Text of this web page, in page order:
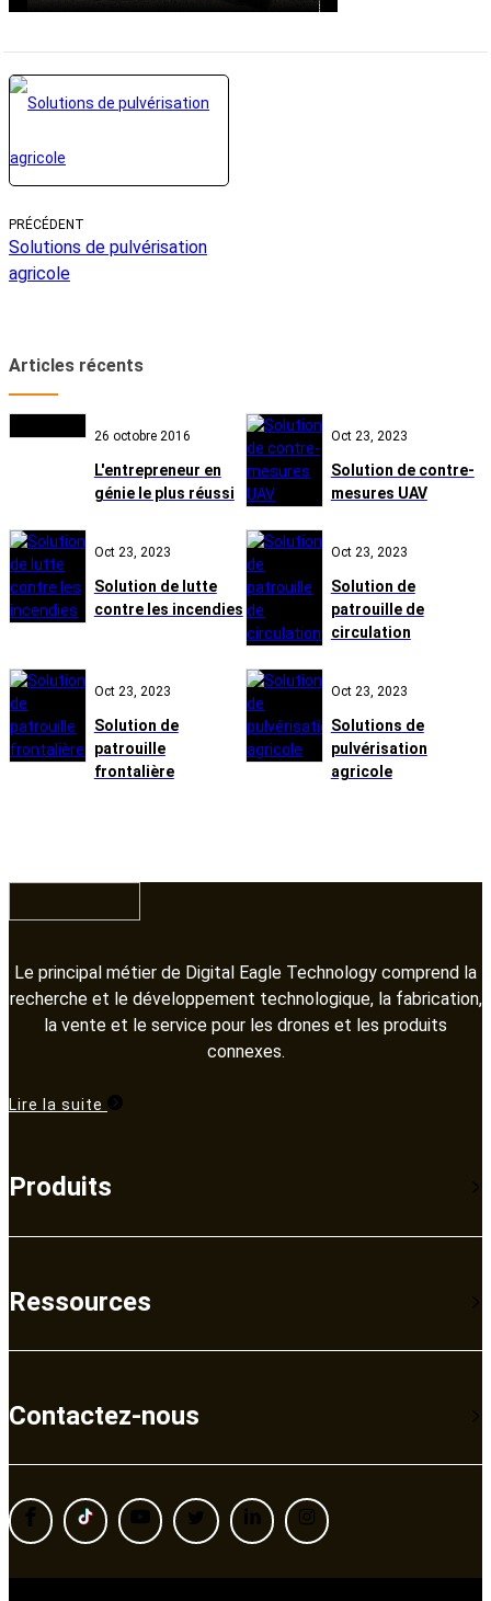
PRÉCÉDENT
Solutions de pulvérisation
agricole
Articles récents
26 octobre 2016
L'entrepreneur en
génie le plus réussi
Oct 23, 2023
Solution de contre-
mesures UAV
Oct 23, 2023
Solution de lutte
contre les incendies
Oct 23, 2023
Solution de
patrouille de
circulation
Oct 23, 2023
Solution de
patrouille
frontalière
Oct 23, 2023
Solutions de
pulvérisation
agricole
Le principal métier de Digital Eagle Technology comprend la
recherche et le développement technologique, la fabrication,
la vente et le service pour les drones et les produits
connexes.​​​​​​​
Lire la suite
Produits
Ressources
Contactez-nous